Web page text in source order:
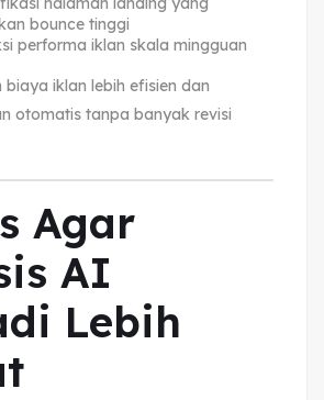
bounce tinggi
performa iklan skala mingguan
biaya iklan lebih efisien dan
otomatis tanpa banyak revisi
Agar
AI
Lebih